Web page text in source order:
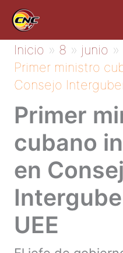
contenido
Inicio 8 junio
Primer ministro
Consejo
Primer
cubano
en
UEE